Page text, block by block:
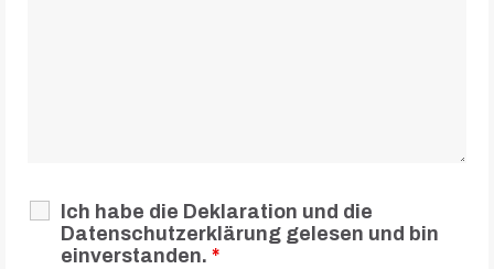
Ich habe die Deklaration und die
Datenschutzerklärung gelesen und bin
einverstanden. *